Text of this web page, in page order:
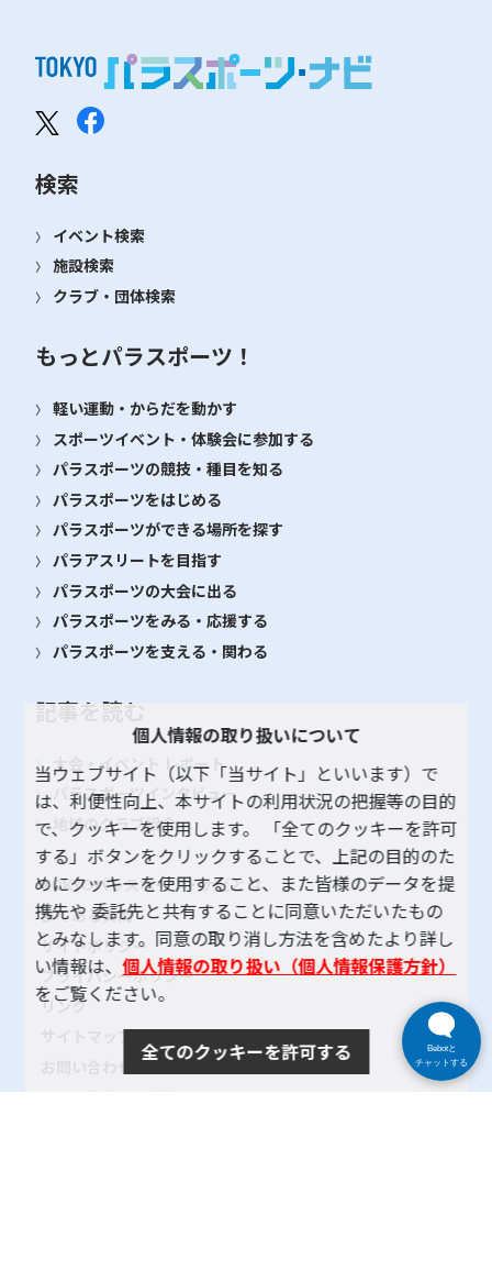
検索
イベント検索
施設検索
クラブ・団体検索
もっとパラスポーツ！
軽い運動・からだを動かす
スポーツイベント・体験会に参加する
パラスポーツの競技・種目を知る
パラスポーツをはじめる
パラスポーツができる場所を探す
パラアスリートを目指す
パラスポーツの大会に出る
パラスポーツをみる・応援する
パラスポーツを支える・関わる
記事を読む
大会・イベント レポート
パラスポーツインタビュー
地域のクラブ紹介
TOKYOパラスポーツ・ナビとは
よくある質問
サイトポリシー
プライバシーポリシー
リンク
サイトマップ
SNSアカウントポリシー
個人情報の取り扱いについて
当ウェブサイト（以下「当サイト」といいます）で
は、利便性向上、本サイトの利用状況の把握等の目的
で、クッキーを使用します。 「全てのクッキーを許可
する」ボタンをクリックすることで、上記の目的のた
めにクッキーを使用すること、また皆様のデータを提
携先や 委託先と共有することに同意いただいたもの
とみなします。同意の取り消し方法を含めたより詳し
い情報は、個人情報の取り扱い（個人情報保護方針）
をご覧ください。
全てのクッキーを許可する
Bebotと
チャットする